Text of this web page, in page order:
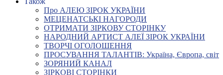
Про АЛЕЮ ЗІРОК УКРАЇНИ
МЕЦЕНАТСЬКІ НАГОРОДИ
ОТРИМАТИ ЗІРКОВУ СТОРІНКУ
НАРОДНИЙ АРТИСТ АЛЕЇ ЗІРОК УКРАЇНИ
ТВОРЧІ ОГОЛОШЕННЯ
ПРОСУВАННЯ ТАЛАНТІВ: Україна, Європа, світ
ЗОРЯНИЙ КАНАЛ
ЗІРКОВІ СТОРІНКИ